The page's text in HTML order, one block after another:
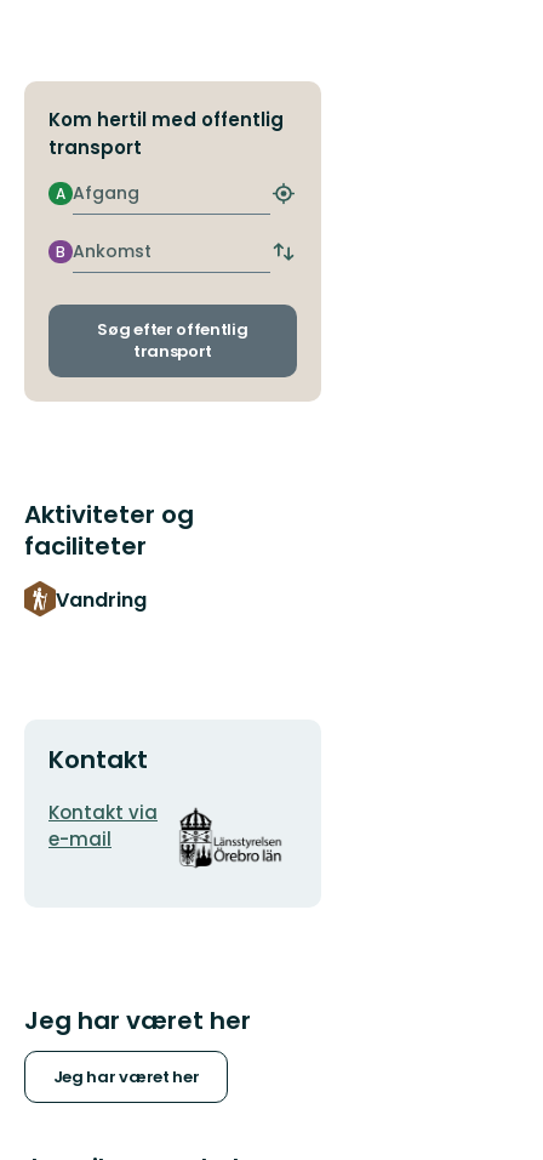
Kom hertil med offentlig
transport
Afgang
A
Find
nærmeste
stoppested
Ankomst
B
Skift
og
Søg efter offentlig
transport
Aktiviteter og
faciliteter
Vandring
Kontakt
E-
mailadresse
Kontakt via
e-mail
Organisationens
logotype
Jeg har været her
Jeg har været her